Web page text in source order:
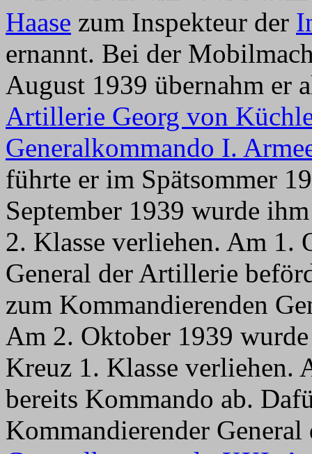
Haase zum Inspekteur der
ernannt. Bei der
August 1939 übernahm er
Artillerie Georg von
Generalkommando I.
führte er im Spätsommer
September 1939 wurde
2. Klasse verliehen. Am 1.
General der Artillerie
zum Kommandierenden
Am 2. Oktober 1939
Kreuz 1. Klasse verliehen.
bereits Kommando ab.
Kommandierender General